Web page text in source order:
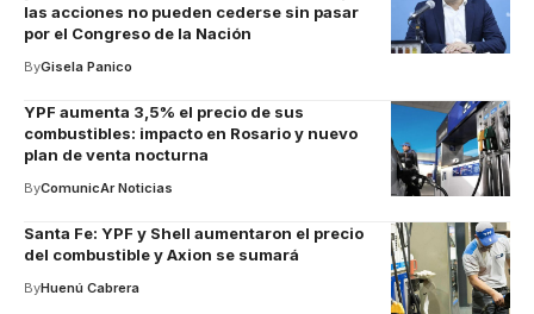
las acciones no pueden cederse sin pasar
por el Congreso de la Nación
ByGisela Panico
YPF aumenta 3,5% el precio de sus
combustibles: impacto en Rosario y nuevo
plan de venta nocturna
ByComunicAr Noticias
Santa Fe: YPF y Shell aumentaron el precio
del combustible y Axion se sumará
ByHuenú Cabrera